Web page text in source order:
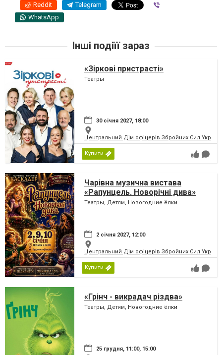
Reddit Telegram
WhatsApp
Інші подіїї зараз
«Зіркові пристрасті»
Театры
30 січня 2027, 18:00
Центральний Дім офіцерів Збройних Сил
Купити
Чарівна музична вистава
«Рапунцель. Новорічні дива»
Театры, Детям, Новогодние ёлки
2 січня 2027, 12:00
Центральний Дім офіцерів Збройних Сил
Купити
«Грінч - викрадач різдва»
Театры, Детям, Новогодние ёлки
25 грудня, 11:00, 15:00